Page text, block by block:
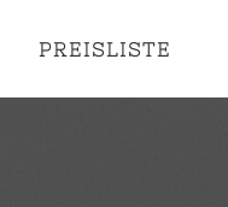
PREISLISTE